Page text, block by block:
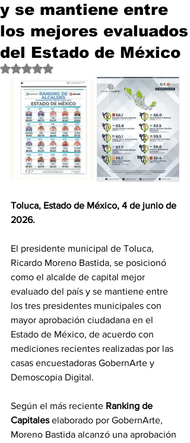
y se mantiene entre
los mejores evaluados
del Estado de México
Obtuvo NaN de 5 estrellas.
Toluca, Estado de México, 4 de junio de
2026.
El presidente municipal de Toluca,
Ricardo Moreno Bastida, se posicionó
como el alcalde de capital mejor
evaluado del país y se mantiene entre
los tres presidentes municipales con
mayor aprobación ciudadana en el
Estado de México, de acuerdo con
mediciones recientes realizadas por las
casas encuestadoras GobernArte y
Demoscopia Digital.
Según el más reciente Ranking de
Capitales elaborado por GobernArte,
Moreno Bastida alcanzó una aprobación